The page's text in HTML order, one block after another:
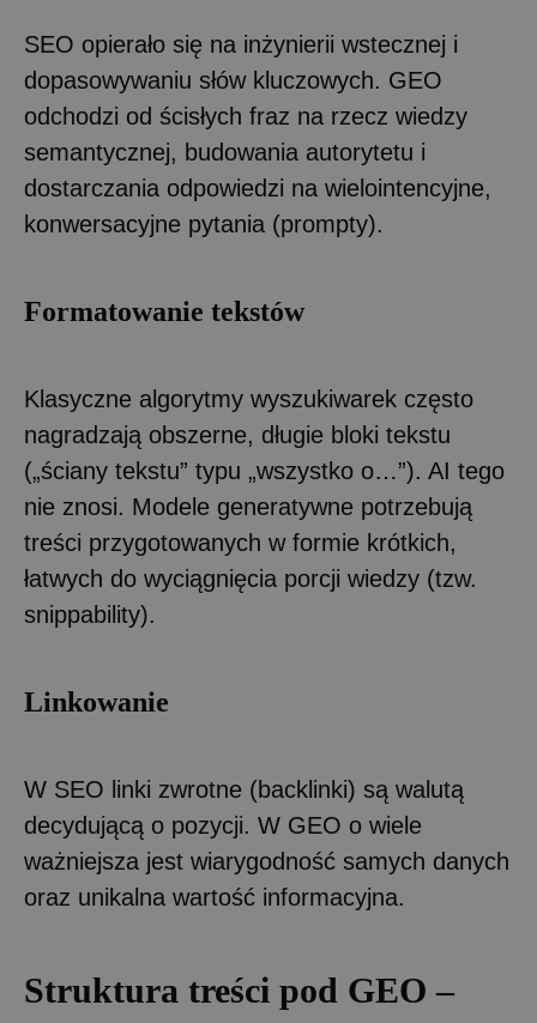
SEO opierało się na inżynierii wstecznej i
dopasowywaniu słów kluczowych. GEO
odchodzi od ścisłych fraz na rzecz wiedzy
semantycznej, budowania autorytetu i
dostarczania odpowiedzi na wielointencyjne,
konwersacyjne pytania (prompty).
Formatowanie tekstów
Klasyczne algorytmy wyszukiwarek często
nagradzają obszerne, długie bloki tekstu
(„ściany tekstu” typu „wszystko o…”). AI tego
nie znosi. Modele generatywne potrzebują
treści przygotowanych w formie krótkich,
łatwych do wyciągnięcia porcji wiedzy (tzw.
snippability).
Linkowanie
W SEO linki zwrotne (backlinki) są walutą
decydującą o pozycji. W GEO o wiele
ważniejsza jest wiarygodność samych danych
oraz unikalna wartość informacyjna.
Struktura treści pod GEO –